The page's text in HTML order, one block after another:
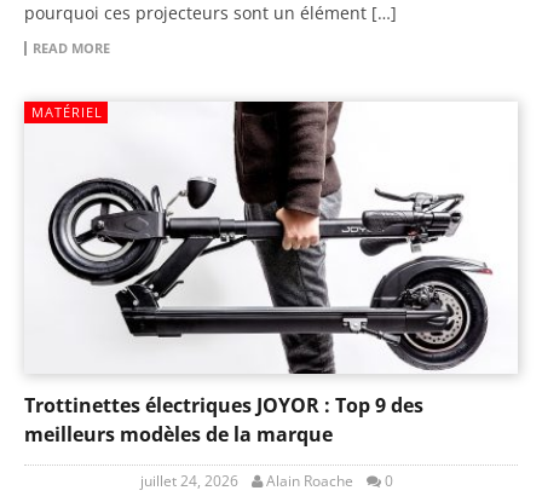
pourquoi ces projecteurs sont un élément […]
READ MORE
MATÉRIEL
Trottinettes électriques JOYOR : Top 9 des
meilleurs modèles de la marque
juillet 24, 2026 Alain Roache 0